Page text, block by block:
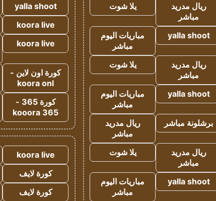
ريال مدريد
مباشر
يلا شوت
yalla shoot
مباريات اليوم
مباشر
ريال مدريد
مباشر
يلا شوت
yalla shoot
مباريات اليوم
مباشر
برشلونة مباشر
ريال مدريد
مباشر
ريال مدريد
مباشر
يلا شوت
yalla shoot
مباريات اليوم
مباشر
yalla shoot
koora live
koora live
كورة اون لاين -
koora onl
كورة 365 -
kooora 365
koora live
كورة لايف
كورة لايف